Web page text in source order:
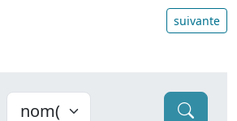
suivante